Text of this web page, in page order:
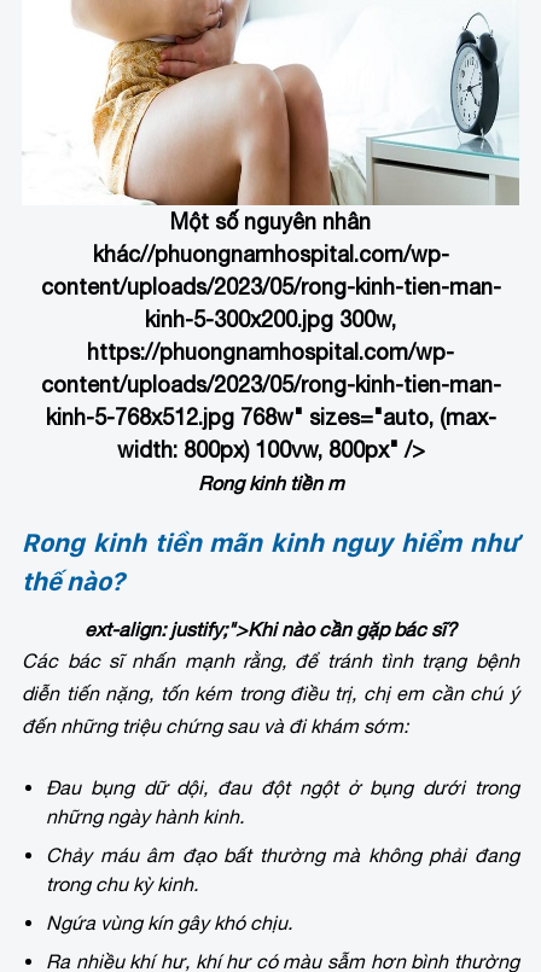
Một số nguyên nhân
khác//phuongnamhospital.com/wp-
content/uploads/2023/05/rong-kinh-tien-man-
kinh-5-300x200.jpg 300w,
https://phuongnamhospital.com/wp-
content/uploads/2023/05/rong-kinh-tien-man-
kinh-5-768x512.jpg 768w" sizes="auto, (max-
width: 800px) 100vw, 800px" />
Rong kinh tiền m
Rong kinh tiền mãn kinh nguy hiểm như
thế nào?
ext-align: justify;">Khi nào cần gặp bác sĩ?
Các bác sĩ nhấn mạnh rằng, để tránh tình trạng bệnh
diễn tiến nặng, tốn kém trong điều trị, chị em cần chú ý
đến những triệu chứng sau và đi khám sớm:
Đau bụng dữ dội, đau đột ngột ở bụng dưới trong
những ngày hành kinh.
Chảy máu âm đạo bất thường mà không phải đang
trong chu kỳ kinh.
Ngứa vùng kín gây khó chịu.
Ra nhiều khí hư, khí hư có màu sẫm hơn bình thường